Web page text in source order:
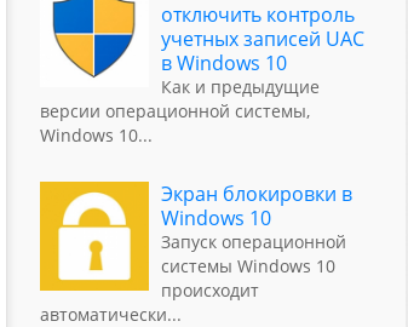
отключить контроль
учетных записей UAC
в Windows 10
Как и предыдущие
версии операционной системы,
Windows 10...
Экран блокировки в
Windows 10
Запуск операционной
системы Windows 10
происходит
автоматически...